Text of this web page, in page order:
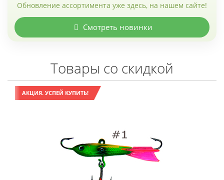
Обновление ассортимента уже здесь, на нашем сайте!
Смотреть новинки
Товары со скидкой
АКЦИЯ. УСПЕЙ КУПИТЬ!